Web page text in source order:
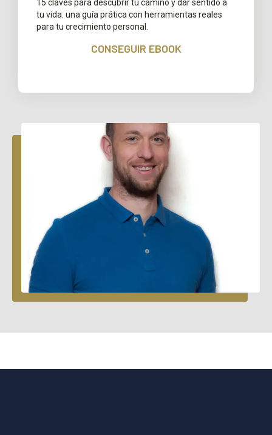
15 claves para descubrir tu camino y dar sentido a
tu vida. una guía prática con herramientas reales
para tu crecimiento personal.
CONSEGUIR EBOOK